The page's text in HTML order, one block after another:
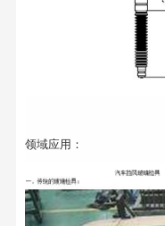
领域应用：